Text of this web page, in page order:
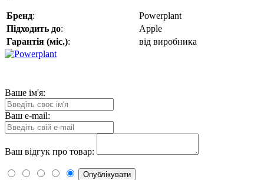
Бренд:
Powerplant
Підходить до:
Apple
Гарантія (міс.): від виробника
Ваше ім'я:
Ваш e-mail:
Ваш відгук про товар:
Опублікувати